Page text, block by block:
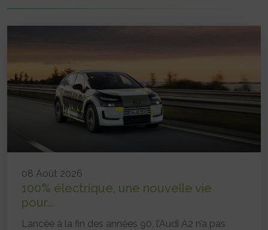
08 Août 2026
100% électrique, une nouvelle vie
pour...
Lancée à la fin des années 90, l’Audi A2 n’a pas